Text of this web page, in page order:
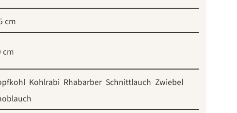
cm
cm
Kohlrabi Rhabarber Schnittlauch Zwiebel